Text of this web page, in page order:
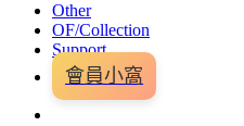
Other
OF/Collection
Support
會員小窩